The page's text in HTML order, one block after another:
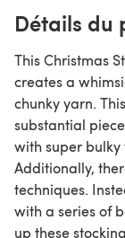
Détails du
This Christmas
creates a
chunky yarn.
substantial
with super bulky
Additionally,
techniques.
with a series of
up these